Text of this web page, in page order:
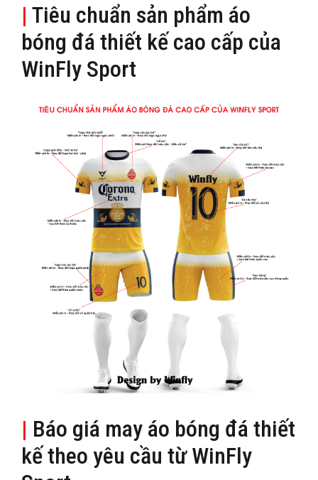
| Tiêu chuẩn sản phẩm áo
bóng đá thiết kế cao cấp của
WinFly Sport
| Báo giá may áo bóng đá thiết
kế theo yêu cầu từ WinFly